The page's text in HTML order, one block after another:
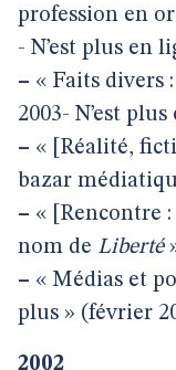
profession en
- N’est plus en
– « Faits divers
2003- N’est
– « [Réalité,
bazar
– « [Rencontre
nom de Liberté
– « Médias et
plus » (février
2002